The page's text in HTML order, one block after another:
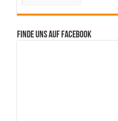
Finde uns auf Facebook